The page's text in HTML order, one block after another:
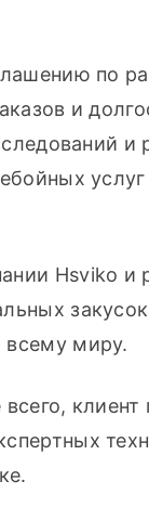
по
и
и
Hsviko и
всему миру.